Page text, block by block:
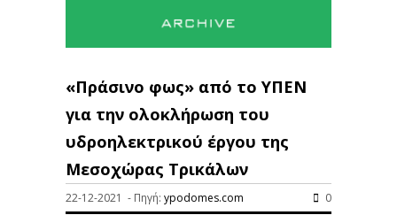
«Πράσινο φως» από το ΥΠΕΝ
για την ολοκλήρωση του
υδροηλεκτρικού έργου της
Μεσοχώρας Τρικάλων
22-12-2021 - Πηγή: ypodomes.com 0